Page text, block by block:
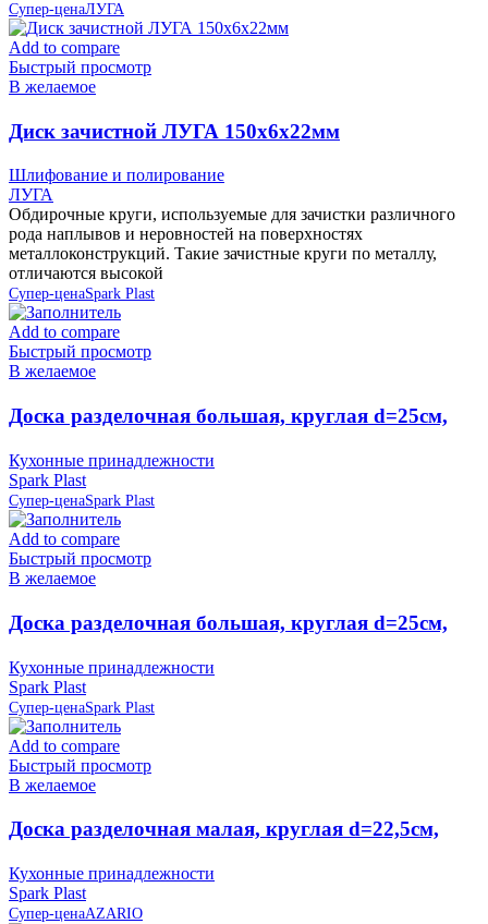
Супер-ценаЛУГА
Add to compare
Быстрый просмотр
В желаемое
Диск зачистной ЛУГА 150х6х22мм
Шлифование и полирование
ЛУГА
Обдирочные круги, используемые для зачистки различного
рода наплывов и неровностей на поверхностях
металлоконструкций. Такие зачистные круги по металлу,
отличаются высокой
Супер-ценаSpark Plast
Add to compare
Быстрый просмотр
В желаемое
Доска разделочная большая, круглая d=25см,
Кухонные принадлежности
Spark Plast
Супер-ценаSpark Plast
Add to compare
Быстрый просмотр
В желаемое
Доска разделочная большая, круглая d=25см,
819586)
Кухонные принадлежности
Spark Plast
Супер-ценаSpark Plast
Add to compare
Быстрый просмотр
В желаемое
Доска разделочная малая, круглая d=22,5см,
Кухонные принадлежности
Spark Plast
Супер-ценаAZARIO